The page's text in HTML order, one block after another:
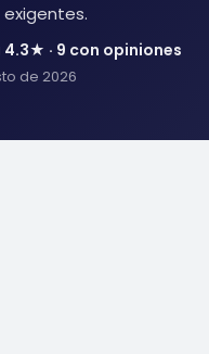
· 9 con opiniones
de 2026